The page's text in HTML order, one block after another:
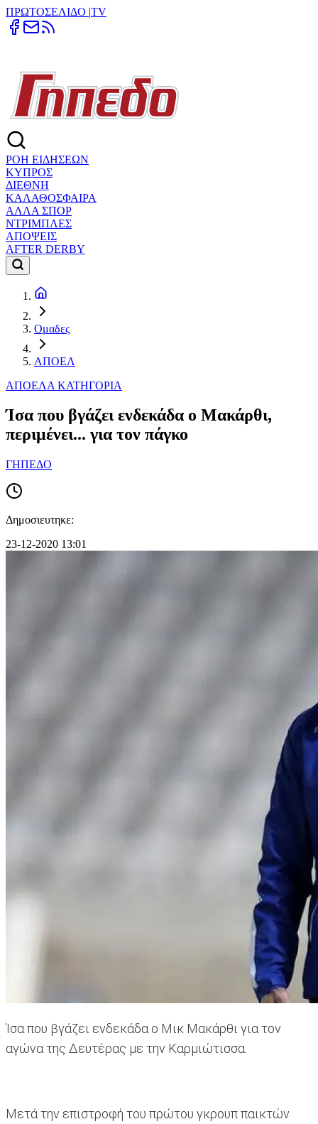
ΠΡΩΤΟΣΕΛΙΔΟ |TV
ΡΟΗ ΕΙΔΗΣΕΩΝ
ΚΥΠΡΟΣ
ΔΙΕΘΝΗ
ΚΑΛΑΘΟΣΦΑΙΡΑ
ΑΛΛΑ ΣΠΟΡ
ΝΤΡΙΜΠΛΕΣ
ΑΠΟΨΕΙΣ
AFTER DERBY
Ομαδες
ΑΠΟΕΛ
ΑΠΟΕΛΑ ΚΑΤΗΓΟΡΙΑ
Ίσα που βγάζει ενδεκάδα ο Μακάρθι,
περιμένει... για τον πάγκο
ΓΗΠΕΔΟ
Δημοσιευτηκε:
23-12-2020 13:01
Ίσα που βγάζει ενδεκάδα ο Μικ Μακάρθι για τον
αγώνα της Δευτέρας με την Καρμιώτισσα.
Μετά την επιστροφή του πρώτου γκρουπ παικτών